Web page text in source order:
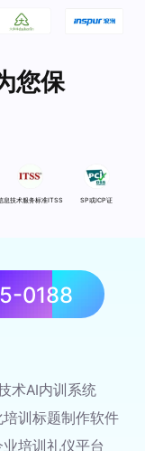
您保
息技术服务标准ITSS SP或ICP证
0188
术AI内训系统
训标题制作软件
培训礼仪平台